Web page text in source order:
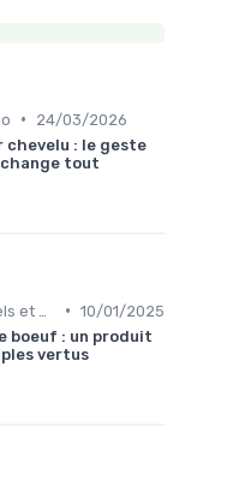
•
24/03/2026
chevelu : le geste
tout
• 10/01/2025
boeuf : un produit
vertus